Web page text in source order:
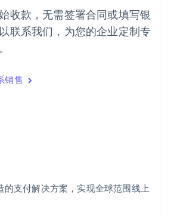
收款，无需签署合同或填写银
联系我们，为您的企业定制专
销售
的支付解决方案，实现全球范围线上